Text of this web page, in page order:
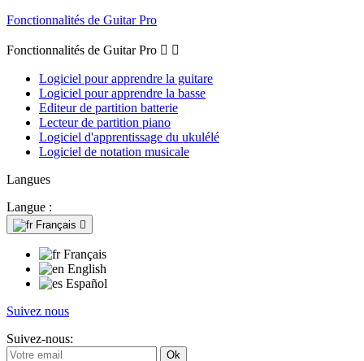
Fonctionnalités de Guitar Pro
Fonctionnalités de Guitar Pro  
Logiciel pour apprendre la guitare
Logiciel pour apprendre la basse
Editeur de partition batterie
Lecteur de partition piano
Logiciel d'apprentissage du ukulélé
Logiciel de notation musicale
Langues
Langue :
Français 
Français
English
Español
Suivez nous
Suivez-nous: